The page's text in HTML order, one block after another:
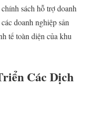
sách hỗ trợ doanh
doanh nghiệp sản
tế toàn diện của khu
Các Dịch